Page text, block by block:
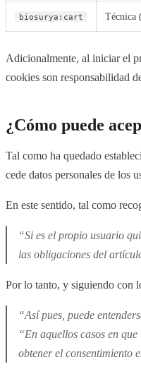
biosurya:cart Técnica
Adicionalmente, al iniciar el
cookies son responsabilidad
¿Cómo puede
Tal como ha quedado
cede datos personales de los
En este sentido, tal como
“Si es el propio usuario
las obligaciones del
Por lo tanto, y siguiendo con
“Así pues, puede
“En aquellos casos en
obtener el consentimiento